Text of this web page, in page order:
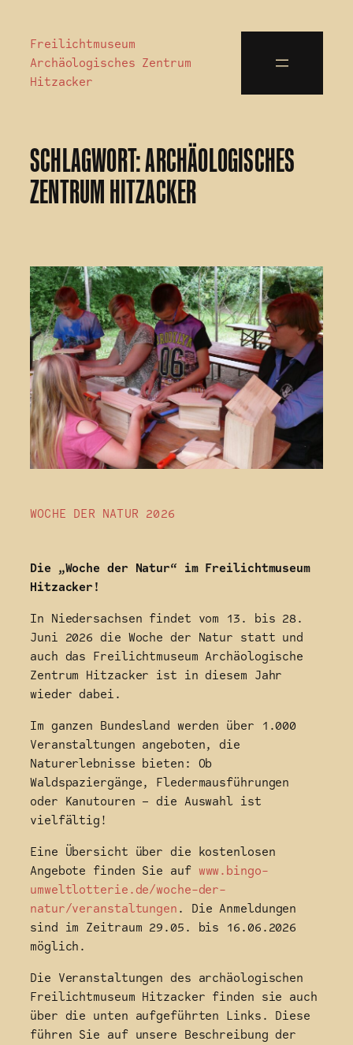
Freilichtmuseum
Archäologisches Zentrum
Hitzacker
SCHLAGWORT:ARCHÄOLOGISCHES
ZENTRUM HITZACKER
WOCHE DER NATUR 2026
Die „Woche der Natur“ im Freilichtmuseum
Hitzacker!
In Niedersachsen findet vom 13. bis 28.
Juni 2026 die Woche der Natur statt und
auch das Freilichtmuseum Archäologische
Zentrum Hitzacker ist in diesem Jahr
wieder dabei.
Im ganzen Bundesland werden über 1.000
Veranstaltungen angeboten, die
Naturerlebnisse bieten: Ob
Waldspaziergänge, Fledermausführungen
oder Kanutouren – die Auswahl ist
vielfältig!
Eine Übersicht über die kostenlosen
Angebote finden Sie auf www.bingo-
umweltlotterie.de/woche-der-
natur/veranstaltungen . Die Anmeldungen
sind im Zeitraum 29.05. bis 16.06.2026
möglich.
Die Veranstaltungen des archäologischen
Freilichtmuseum Hitzacker finden sie auch
über die unten aufgeführten Links. Diese
führen Sie auf unsere Beschreibung der